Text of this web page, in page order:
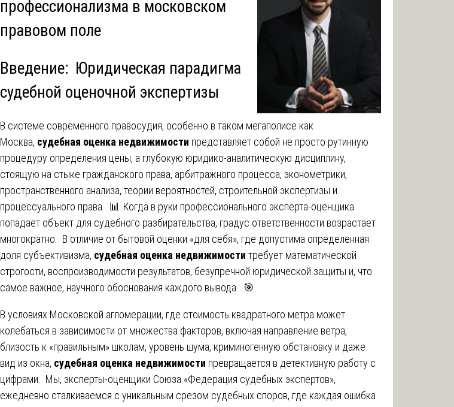
профессионализма в московском
правовом поле
Введение: Юридическая парадигма
судебной оценочной экспертизы
В системе современного правосудия, особенно в таком мегаполисе как
Москва, судебная оценка недвижимости представляет собой не просто рутинную
процедуру определения цены, а глубокую юридико-аналитическую дисциплину,
стоящую на стыке гражданского права, арбитражного процесса, эконометрики,
пространственного анализа, теории вероятностей, строительной экспертизы и
процессуального права. 📊 Когда в руки профессионального эксперта-оценщика
попадает объект для судебного разбирательства, градус ответственности возрастает
многократно. В отличие от бытовой оценки «для себя», где допустима определенная
доля субъективизма, судебная оценка недвижимости требует математической
строгости, воспроизводимости результатов, безупречной юридической защиты и, что
самое важное, научного обоснования каждого вывода. 🎯
В условиях Московской агломерации, где стоимость квадратного метра может
колебаться в зависимости от множества факторов, включая направление ветра,
близость к «правильным» школам, уровень шума, криминогенную обстановку и даже
вид из окна, судебная оценка недвижимости превращается в детективную работу с
цифрами. Мы, эксперты-оценщики Союза «Федерация судебных экспертов»,
ежедневно сталкиваемся с уникальным срезом судебных споров, где каждая ошибка